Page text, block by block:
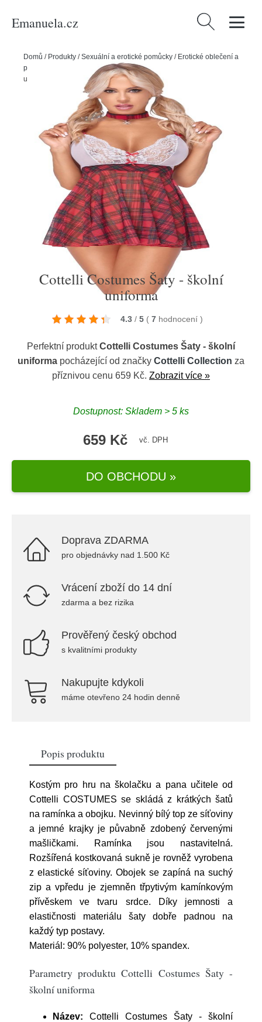
Emanuela.cz Vyhledávání
Domů / Produkty /Sexuální a erotické pomůcky / Erotické oblečení a
prádlo
Dámské erotické prádlo/Cottelli Costumes Šaty - školní
uniforma
Cottelli Costumes Šaty - školní
uniforma
4.3 / 5 ( 7 hodnocení )
Perfektní produktCottelli Costumes Šaty - školní
uniforma pocházející od značky Cottelli Collection za
příznivou cenu 659 Kč. Zobrazit více »
Dostupnost: Skladem > 5 ks
659 Kč vč. DPH
DO OBCHODU »
Doprava ZDARMA
pro objednávky nad 1.500 Kč
Vrácení zboží do 14 dní
zdarma a bez rizika
Prověřený český obchod
s kvalitními produkty
Nakupujte kdykoli
máme otevřeno 24 hodin denně
Popis produktu
Kostým pro hru na školačku a pana učitele od
Cottelli COSTUMES se skládá z krátkých šatů
na ramínka a obojku. Nevinný bílý top ze síťoviny
a jemné krajky je půvabně zdobený červenými
mašličkami. Ramínka jsou nastavitelná.
Rozšířená kostkovaná sukně je rovněž vyrobena
z elastické síťoviny. Obojek se zapíná na suchý
zip a vpředu je zjemněn třpytivým kamínkovým
přívěskem ve tvaru srdce. Díky jemnosti a
elastičnosti materiálu šaty dobře padnou na
každý typ postavy.
Materiál: 90% polyester, 10% spandex.
Parametry produktu Cottelli Costumes Šaty -
školní uniforma
Název: Cottelli Costumes Šaty - školní